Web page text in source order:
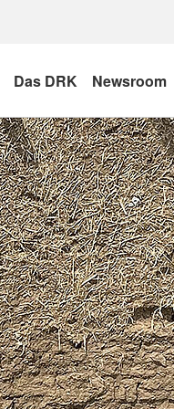
Das DRK Newsroom